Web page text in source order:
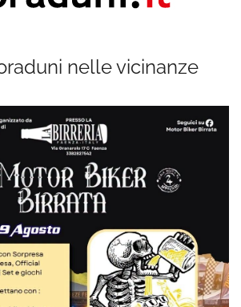
nelle vicinanze